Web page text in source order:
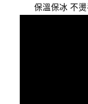
保溫保冰 不